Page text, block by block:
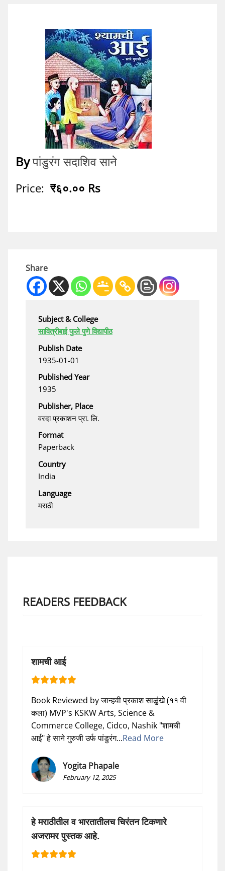
Byपांडुरंग सदाशिव साने
Price: ₹६०.०० Rs
Share
Subject & College
सावित्रीबाई फुले पुणे विद्यापीठ
Publish Date
1935-01-01
Published Year
1935
Publisher, Place
वरदा प्रकाशन प्रा. लि.
Format
Paperback
Country
India
Language
मराठी
READERS FEEDBACK
शामची आई
Book Reviewed by जान्हवी प्रकाश साळुंखे (११ वी
कला) MVP's KSKW Arts, Science &
Commerce College, Cidco, Nashik "शामची
आई" हे साने गुरुजी उर्फ पांडुरंग...Read More
Yogita Phapale
February 12, 2025
हे मराठीतील व भारतातीलच चिरंतन टिकणारे
अजरामर पुस्तक आहे.